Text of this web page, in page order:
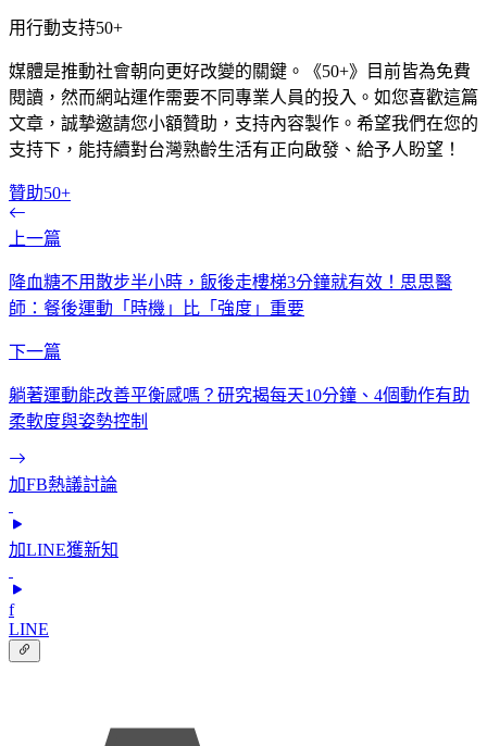
用行動支持50+
媒體是推動社會朝向更好改變的關鍵。《50+》目前皆為免費
閱讀，然而網站運作需要不同專業人員的投入。如您喜歡這篇
文章，誠摯邀請您小額贊助，支持內容製作。希望我們在您的
支持下，能持續對台灣熟齡生活有正向啟發、給予人盼望！
贊助50+
上一篇
降血糖不用散步半小時，飯後走樓梯3分鐘就有效！思思醫
師：餐後運動「時機」比「強度」重要
下一篇
躺著運動能改善平衡感嗎？研究揭每天10分鐘、4個動作有助
柔軟度與姿勢控制
加FB熱議討論
加LINE獲新知
f
LINE